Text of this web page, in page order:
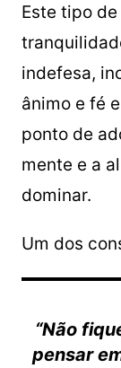
Este tipo
indefesa,
ânimo e fé
ponto de
mente e a
dominar.
Um dos
“Não
pensar